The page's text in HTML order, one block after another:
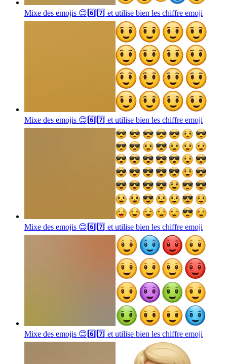
Mixe des emojis 😊6️⃣7️⃣ et utilise bien les chiffre emoji
Mixe des emojis 😊6️⃣7️⃣ et utilise bien les chiffre emoji
Mixe des emojis 😊6️⃣7️⃣ et utilise bien les chiffre emoji
Mixe des emojis 😊6️⃣7️⃣ et utilise bien les chiffre emoji